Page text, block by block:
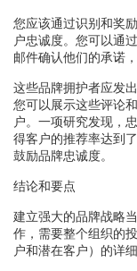
您应该通过识别和奖
户忠诚度。您可以通
邮件确认他们的承诺
这些品牌拥护者应发
您可以展示这些评论
户。一项研究发现，
得客户的推荐率达到
鼓励品牌忠诚度。
结论和要点
建立强大的品牌战略
作，需要整个组织的
户和潜在客户）的详细